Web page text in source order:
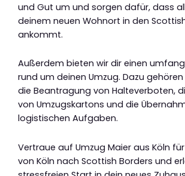
und Gut um und sorgen dafür, dass
deinem neuen Wohnort in den
ankommt.
Außerdem bieten wir dir einen
rund um deinen Umzug. Dazu gehören
die Beantragung von Halteverboten,
von Umzugskartons und die
logistischen Aufgaben.
Vertraue auf Umzug Maier aus Köln
von Köln nach Scottish Borders und